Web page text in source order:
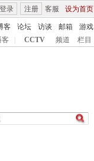
客服 设为首页
登录 注册
客 论坛 访谈 邮箱
游戏
客 CCTV 频道 栏目